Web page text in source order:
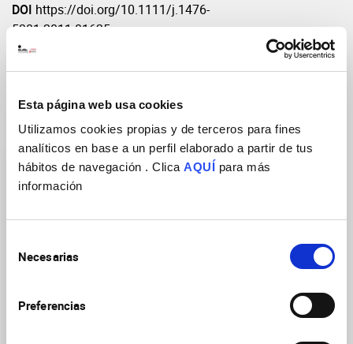
Esta página web usa cookies
Utilizamos cookies propias y de terceros para fines
analíticos en base a un perfil elaborado a partir de tus
hábitos de navegación . Clica AQUÍ para más
información
Necesarias
Preferencias
DOI https://doi.org/10.1111/j.1476-
5381.2011.01625.x
Grupos de Investigación
Neuropsicofarmacología
neurológicas y